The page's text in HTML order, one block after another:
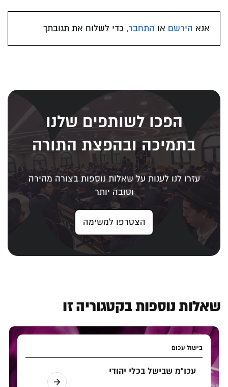
אנא הירשם או התחבר, כדי לשלוח את תגובתך
הפכו לשותפים שלנו
בתמיכה ובהפצת התורה
עזרו לנו לענות על שאלות נוספות בצורה מהירה
וטובה יותר
הצטרפו למשימה
שאלות נוספות בקטגוריה זו
בישול עכום
עכו"מ שבישל בכלי יהודי